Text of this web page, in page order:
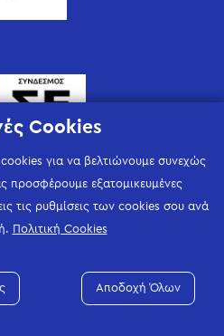
Cookies
για να βελτιώνουμε συνεχώς
προσφέρουμε εξατομικευμένες
τις ρυθμίσεις των cookies σου ανά
Πολιτική Cookies
Αποδοχή Όλων